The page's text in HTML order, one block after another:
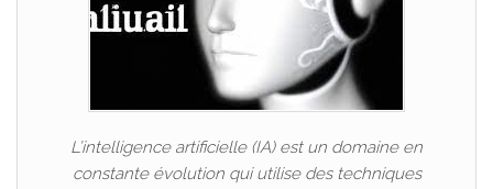
L’intelligence artificielle (IA) est un domaine en
constante évolution qui utilise des techniques